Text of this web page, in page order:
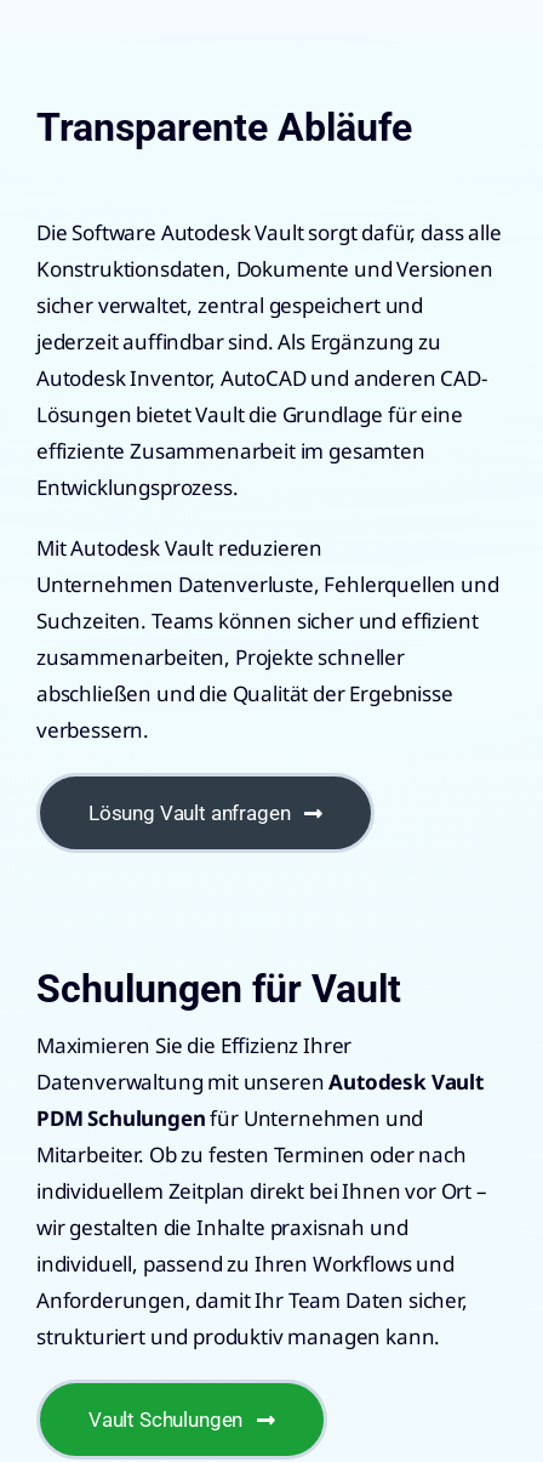
Transparente Abläufe
Die Software Autodesk Vault sorgt dafür, dass alle
Konstruktionsdaten, Dokumente und Versionen
sicher verwaltet, zentral gespeichert und
jederzeit auffindbar sind. Als Ergänzung zu
Autodesk Inventor, AutoCAD und anderen CAD-
Lösungen bietet Vault die Grundlage für eine
effiziente Zusammenarbeit im gesamten
Entwicklungsprozess.
Mit Autodesk Vault reduzieren
Unternehmen Datenverluste, Fehlerquellen und
Suchzeiten. Teams können sicher und effizient
zusammenarbeiten, Projekte schneller
abschließen und die Qualität der Ergebnisse
verbessern.
Lösung Vault anfragen
Schulungen für Vault
Maximieren Sie die Effizienz Ihrer
Datenverwaltung mit unserenAutodesk Vault
PDM Schulungenfür Unternehmen und
Mitarbeiter. Ob zu festen Terminen oder nach
individuellem Zeitplan direkt bei Ihnen vor Ort –
wir gestalten die Inhalte praxisnah und
individuell, passend zu Ihren Workflows und
Anforderungen, damit Ihr Team Daten sicher,
strukturiert und produktiv managen kann.
Vault Schulungen